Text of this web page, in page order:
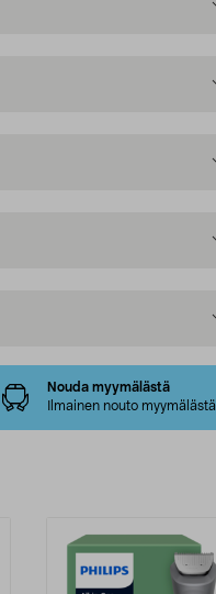
Nouda myymälästä
Ilmainen nouto myymälästä